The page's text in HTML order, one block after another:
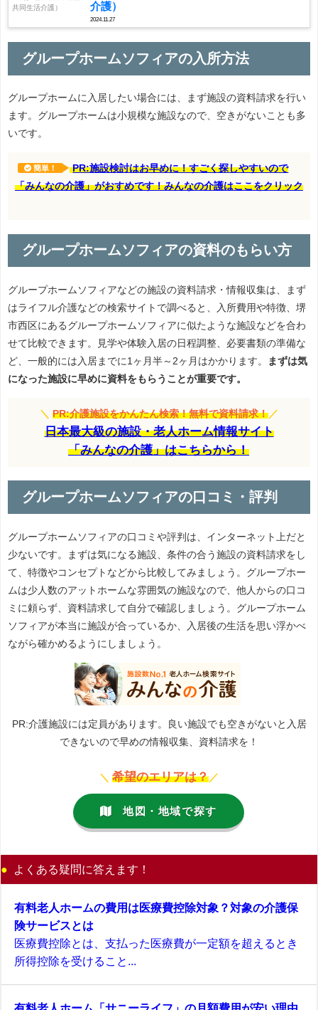
介護）
2024.11.27
グループホームソフィアの入所方法
グループホームに入居したい場合には、まず施設の資料請求を行い
ます。グループホームは小規模な施設なので、空きがないことも多
いです。
簡単！
PR:施設検討はお早めに！すごく探しやすいので
「みんなの介護」がおすめです！みんなの介護はここをクリック
グループホームソフィアの資料のもらい方
グループホームソフィアなどの施設の資料請求・情報収集は、まず
はライフル介護などの検索サイトで調べると、入所費用や特徴、堺
市西区にあるグループホームソフィアに似たような施設などを合わ
せて比較できます。見学や体験入居の日程調整、必要書類の準備な
ど、一般的には入居までに1ヶ月半～2ヶ月はかかります。
まずは気
になった施設に早めに資料をもらうことが重要です。
＼ PR:介護施設をかんたん検索！無料で資料請求！ ／
日本最大級の施設・老人ホーム情報サイト
「みんなの介護」はこちらから！
グループホームソフィアの口コミ・評判
グループホームソフィアの口コミや評判は、インターネット上だと
少ないです。まずは気になる施設、条件の合う施設の資料請求をし
て、特徴やコンセプトなどから比較してみましょう。グループホー
ムは少人数のアットホームな雰囲気の施設なので、他人からの口コ
ミに頼らず、資料請求して自分で確認しましょう。グループホーム
ソフィアが本当に施設が合っているか、入居後の生活を思い浮かべ
ながら確かめるようにしましょう。
PR:介護施設には定員があります。良い施設でも空きがないと入居
できないので早めの情報収集、資料請求を！
＼ 希望のエリアは？ ／
地図・地域で探す
よくある疑問に答えます！
有料老人ホームの費用は医療費控除対象？対象の介護保
険サービスとは
医療費控除とは、支払った医療費が一定額を超えるとき
所得控除を受けること...